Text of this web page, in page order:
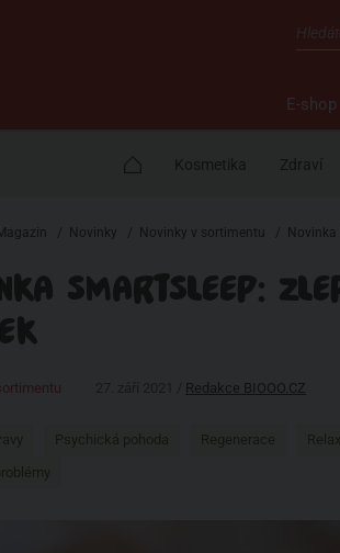
E-shop
Kosmetika Zdraví
/ Novinky / Novinky v sortimentu /
SMARTSLEEP:
Redakce BIOOO.CZ
Psychická pohoda Regenerace